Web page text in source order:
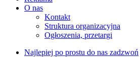
O nas
Kontakt
Struktura organizacyjna
Ogłoszenia, przetargi
Najlepiej po prostu do nas zadzwoń